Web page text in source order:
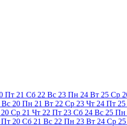
Пт 21 Сб 22 Вс 23 Пн 24 Вт 25 Ср
Вс 20 Пн 21 Вт 22 Ср 23 Чт 24 Пт 25
20 Ср 21 Чт 22 Пт 23 Сб 24 Вс 25 Пн
Пт 20 Сб 21 Вс 22 Пн 23 Вт 24 Ср 25